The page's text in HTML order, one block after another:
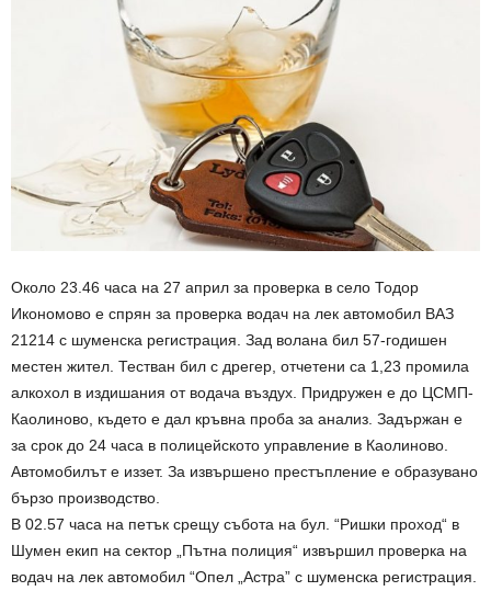
Около 23.46 часа на 27 април за проверка в село Тодор
Икономово е спрян за проверка водач на лек автомобил ВАЗ
21214 с шуменска регистрация. Зад волана бил 57-годишен
местен жител. Тестван бил с дрегер, отчетени са 1,23 промила
алкохол в издишания от водача въздух. Придружен е до ЦСМП-
Каолиново, където е дал кръвна проба за анализ. Задържан е
за срок до 24 часа в полицейското управление в Каолиново.
Автомобилът е иззет. За извършено престъпление е образувано
бързо производство.
В 02.57 часа на петък срещу събота на бул. “Ришки проход“ в
Шумен екип на сектор „Пътна полиция“ извършил проверка на
водач на лек автомобил “Опел „Астра” с шуменска регистрация.